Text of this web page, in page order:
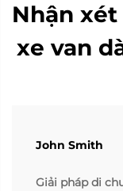
Nhận
xe van
John Smith
Giải pháp di